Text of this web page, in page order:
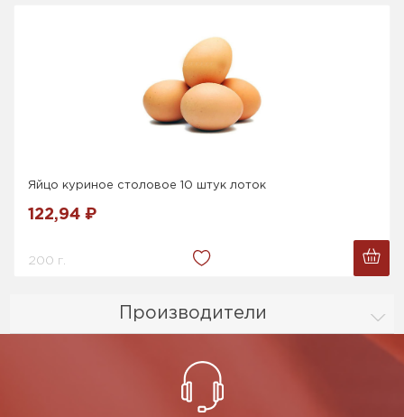
Производители
Яйцо куриное столовое 10 штук лоток
122,94 ₽
200 г.